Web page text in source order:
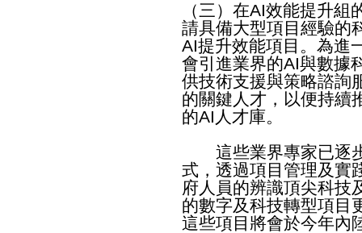
（三）在AI效能提升
請具備大型項目經驗的
AI提升效能項目。為進
會引進業界的AI與數據
供技術支援與策略諮詢
的關鍵人才，以便持續
的AI人才庫。
這些業界專家已逐步
式，透過項目管理及實
府人員的辨識頂尖科技
的數字及科技轉型項目
這些項目將會於今年內